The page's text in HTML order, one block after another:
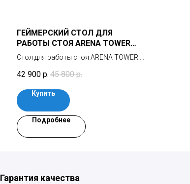
ГЕЙМЕРСКИЙ СТОЛ ДЛЯ
РАБОТЫ СТОЯ ARENA TOWER
SINGLE-15/RED
Стол для работы стоя ARENA TOWER –
электроприводом для геймеров и
киберспортсменов
42 900 р. 45 800 р.
Купить
Подробнее
Гарантия качества